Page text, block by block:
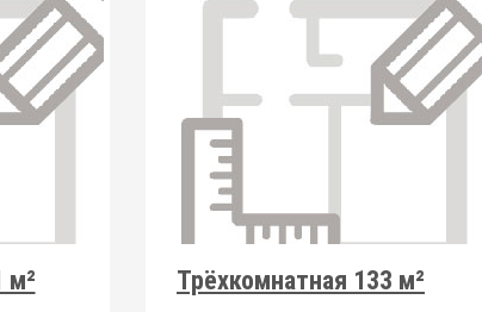
м² Трёхкомнатная 133 м²